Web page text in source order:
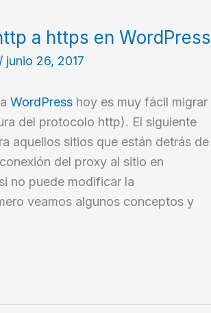
a https en WordPress
/ junio 26, 2017
WordPress hoy es muy fácil migrar
del protocolo http). El siguiente
aquellos sitios que están detrás de
del proxy al sitio en
no puede modificar la
veamos algunos conceptos y